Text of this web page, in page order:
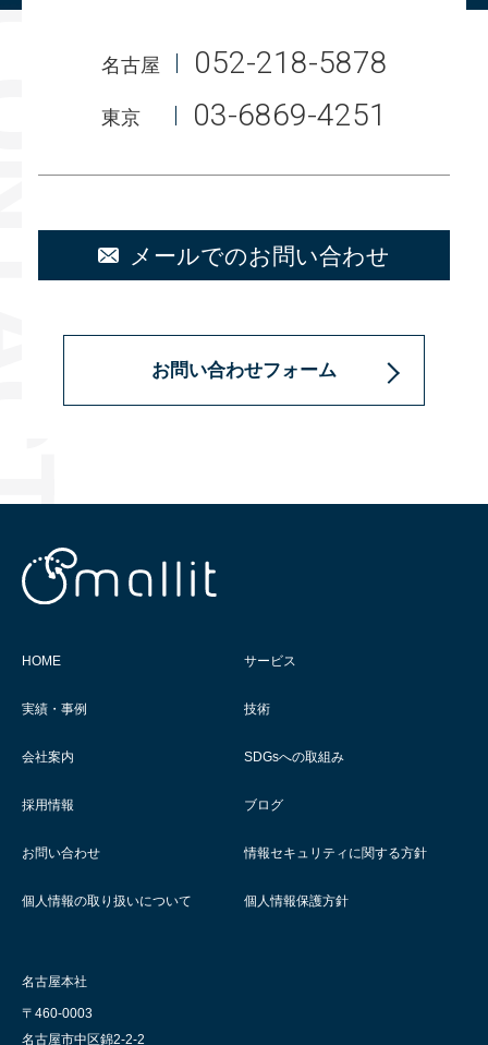
名古屋 052-218-5878
東京 03-6869-4251
メールでのお問い合わせ
お問い合わせフォーム
HOME サービス
実績・事例 技術
会社案内 SDGsへの取組み
採用情報 ブログ
お問い合わせ 情報セキュリティに関する方針
個人情報の取り扱いについて 個人情報保護方針
名古屋本社
〒460-0003
名古屋市中区錦2-2-2